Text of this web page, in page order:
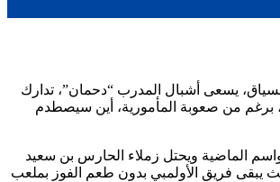
يسعى أشبال المدرب “دحمان”، تدارك
برغم من صعوبة المأمورية، أين سيصطدم
الماضية ويحتل زملاء الحارس بن سعيد
يبقى فريق الأولمبي بدون طعم الفوز بملعب